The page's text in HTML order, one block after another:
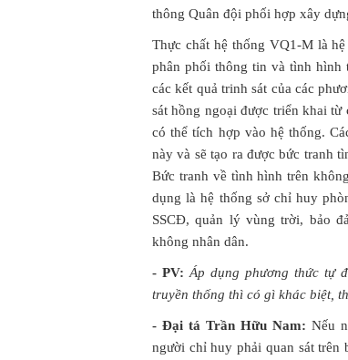
thông Quân đội phối hợp xây
Thực chất hệ thống VQ1-M là
phân phối thông tin và tình hình
các kết quả trinh sát của các
sát hồng ngoại được triển khai từ
có thể tích hợp vào hệ thống.
này và sẽ tạo ra được bức tranh
Bức tranh về tình hình trên
dụng là hệ thống sở chỉ huy
SSCĐ, quản lý vùng trời, bảo
không nhân dân.
- PV: Áp dụng phương thức tự
truyền thống thì có gì khác biệt,
- Đại tá Trần Hữu Nam: Nếu
người chỉ huy phải quan sát trên